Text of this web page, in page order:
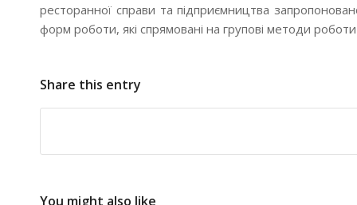
ресторанної справи та підприємництва
форм роботи, які спрямовані на групові методи
Share this entry
You might also like